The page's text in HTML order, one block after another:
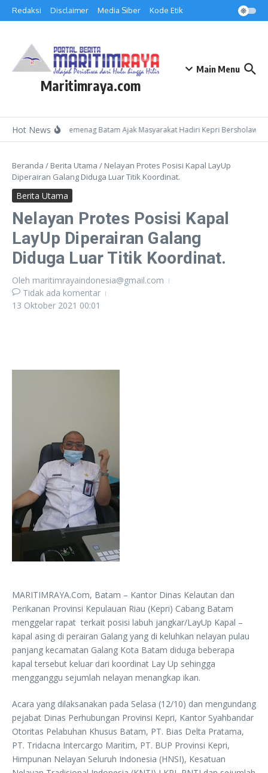
Lewati ke konten
Redaksi Disclaimer Media Siber Kode Etik
Maritimraya.com
Main Menu
Hot NewsKepala Kemenag Batam Ajak Masyarakat Hadiri Kepri Bersholawat
Beranda / Berita Utama / Nelayan Protes Posisi Kapal LayUp
Diperairan Galang Diduga Luar Titik Koordinat.
Berita Utama
Nelayan Protes Posisi Kapal
LayUp Diperairan Galang
Diduga Luar Titik Koordinat.
Oleh maritimrayaindonesia@gmail.com
Tidak ada komentar
13 Oktober 2021 00:01
MARITIMRAYA.Com, Batam – Kantor Dinas Kelautan dan
Perikanan Provinsi Kepulauan Riau (Kepri) Cabang Batam
menggelar rapat terkait posisi labuh jangkar/LayUp Kapal –
kapal asing di perairan Galang yang di keluhkan nelayan pulau
panjang kecamatan Galang Kota Batam diduga beberapa
kapal tersebut keluar dari koordinat Lay Up sehingga
mengganggu sejumlah nelayan menangkap ikan.
Acara yang dilaksanakan pada Selasa (12/10) dan mengundang
pejabat Dinas Perhubungan Provinsi Kepri, Kantor Syahbandar
Otoritas Pelabuhan Khusus Batam, PT. Bias Delta Pratama,
PT. Tridacna Intercargo Maritim, PT. BUP Provinsi Kepri,
Himpunan Nelayan Seluruh Indonesia (HNSI), Kesatuan